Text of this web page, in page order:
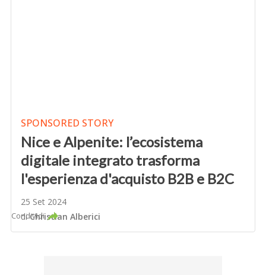
SPONSORED STORY
Nice e Alpenite: l’ecosistema
digitale integrato trasforma
l'esperienza d'acquisto B2B e B2C
25 Set 2024
diChristian Alberici
Condividi